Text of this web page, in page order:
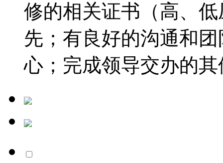
修的相关证书（高、
先；有良好的沟通和
心；完成领导交办的